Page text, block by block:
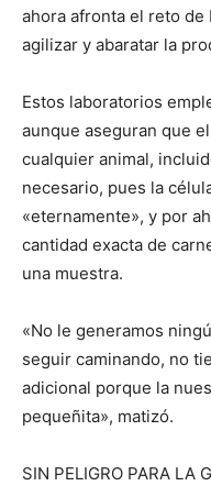
ahora afronta el reto
agilizar y abaratar la
Estos laboratorios
aunque aseguran que
cualquier animal,
necesario, pues la
«eternamente», y por
cantidad exacta de
una muestra.
«No le generamos
seguir caminando, no
adicional porque la
pequeñita», matizó.
SIN PELIGRO PARA LA